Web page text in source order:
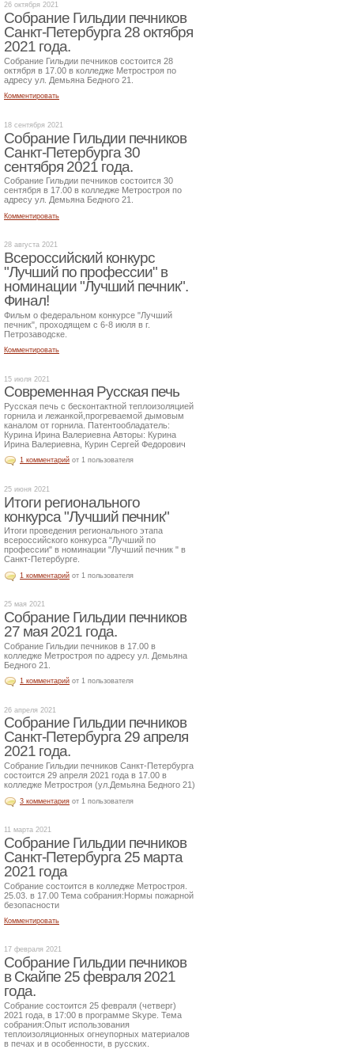
26 октября 2021
Собрание Гильдии печников
Санкт-Петербурга 28 октября
2021 года.
Собрание Гильдии печников состоится 28
октября в 17.00 в колледже Метростроя по
адресу ул. Демьяна Бедного 21.
Комментировать
18 сентября 2021
Собрание Гильдии печников
Санкт-Петербурга 30
сентября 2021 года.
Собрание Гильдии печников состоится 30
сентября в 17.00 в колледже Метростроя по
адресу ул. Демьяна Бедного 21.
Комментировать
28 августа 2021
Всероссийский конкурс
"Лучший по профессии" в
номинации "Лучший печник".
Финал!
Фильм о федеральном конкурсе "Лучший
печник", проходящем с 6-8 июля в г.
Петрозаводске.
Комментировать
15 июля 2021
Современная Русская печь
Русская печь с бесконтактной теплоизоляцией
горнила и лежанкой,прогреваемой дымовым
каналом от горнила. Патентообладатель:
Курина Ирина Валериевна Авторы: Курина
Ирина Валериевна, Курин Сергей Федорович
1 комментарий от 1 пользователя
25 июня 2021
Итоги регионального
конкурса "Лучший печник"
Итоги проведения регионального этапа
всероссийского конкурса "Лучший по
профессии" в номинации "Лучший печник " в
Санкт-Петербурге.
1 комментарий от 1 пользователя
25 мая 2021
Собрание Гильдии печников
27 мая 2021 года.
Собрание Гильдии печников в 17.00 в
колледже Метростроя по адресу ул. Демьяна
Бедного 21.
1 комментарий от 1 пользователя
26 апреля 2021
Собрание Гильдии печников
Санкт-Петербурга 29 апреля
2021 года.
Собрание Гильдии печников Санкт-Петербурга
состоится 29 апреля 2021 года в 17.00 в
колледже Метростроя (ул.Демьяна Бедного 21)
3 комментария от 1 пользователя
11 марта 2021
Собрание Гильдии печников
Санкт-Петербурга 25 марта
2021 года
Собрание состоится в колледже Метростроя.
25.03. в 17.00 Тема собрания:Нормы пожарной
безопасности
Комментировать
17 февраля 2021
Собрание Гильдии печников
в Скайпе 25 февраля 2021
года.
Собрание состоится 25 февраля (четверг)
2021 года, в 17:00 в программе Skype. Тема
собрания:Опыт использования
теплоизоляционных огнеупорных материалов
в печах и в особенности, в русских.